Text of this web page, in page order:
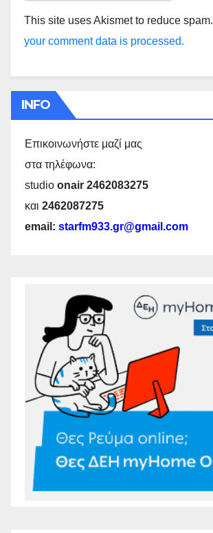
This site uses Akismet to reduce spam.
your comment data is processed.
INFO
Επικοινωνήστε μαζί μας
στα τηλέφωνα:
studio onair 2462083275
και 2462087275
email: starfm933.gr@gmail.com